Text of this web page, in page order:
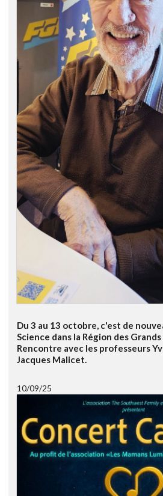
Du 3 au 13 octobre, c'est de
Science dans la Région des Grands
Rencontre avec les professeurs
Jacques Malicet.
10/09/25